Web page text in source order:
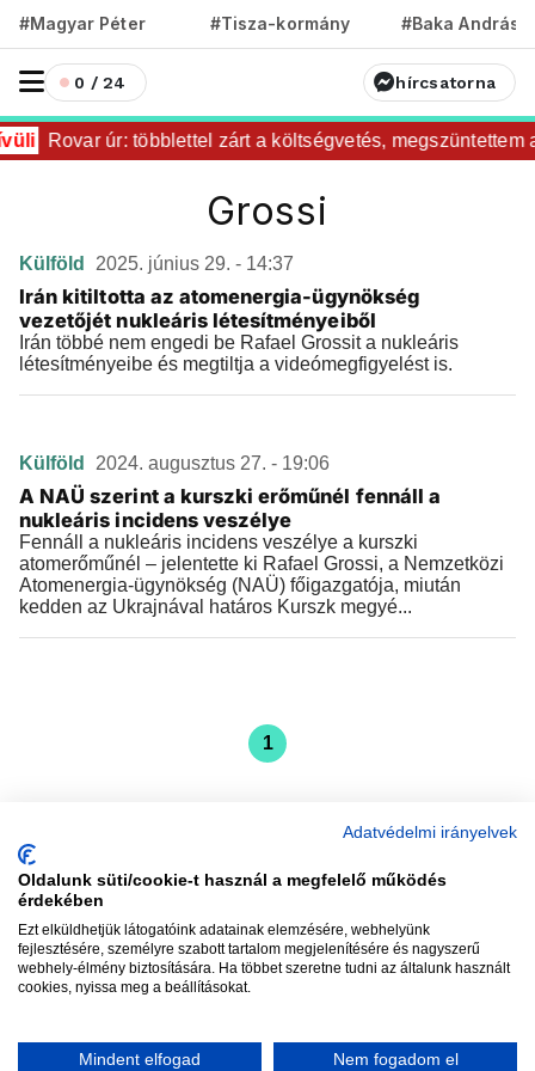
#Magyar Péter #Tisza-kormány #Baka András
0 / 24 hírcsatorna
Rovar úr: többlettel zárt a költségvetés, megszüntettem
Grossi
Külföld 2025. június 29. - 14:37
Irán kitiltotta az atomenergia-ügynökség
vezetőjét nukleáris létesítményeiből
Irán többé nem engedi be Rafael Grossit a nukleáris
létesítményeibe és megtiltja a videómegfigyelést is.
Külföld 2024. augusztus 27. - 19:06
A NAÜ szerint a kurszki erőműnél fennáll a
nukleáris incidens veszélye
Fennáll a nukleáris incidens veszélye a kurszki
atomerőműnél – jelentette ki Rafael Grossi, a Nemzetközi
Atomenergia-ügynökség (NAÜ) főigazgatója, miután
kedden az Ukrajnával határos Kurszk megyé...
1
Szerkesztőség:szerk@vadhajtasok.hu
Modi:moderator@vadhajtasok.hu
AdatvédelemImpresszumSzerzői jogok
Adatvédelmi irányelvek
Oldalunk süti/cookie-t használ a megfelelő működés
érdekében
Ezt elküldhetjük látogatóink adatainak elemzésére, webhelyünk
fejlesztésére, személyre szabott tartalom megjelenítésére és nagyszerű
webhely-élmény biztosítására. Ha többet szeretne tudni az általunk használt
cookies, nyissa meg a beállításokat.
Mindent elfogad Nem fogadom el